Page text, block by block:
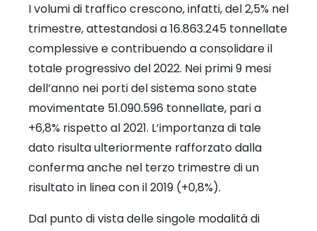
I volumi di traffico crescono, infatti, del 2,5% nel
trimestre, attestandosi a 16.863.245 tonnellate
complessive e contribuendo a consolidare il
totale progressivo del 2022. Nei primi 9 mesi
dell’anno nei porti del sistema sono state
movimentate 51.090.596 tonnellate, pari a
+6,8% rispetto al 2021. L’importanza di tale
dato risulta ulteriormente rafforzato dalla
conferma anche nel terzo trimestre di un
risultato in linea con il 2019 (+0,8%).
Dal punto di vista delle singole modalità di